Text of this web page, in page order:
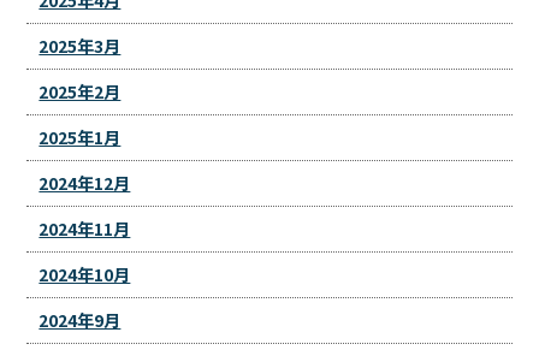
2025年3月
2025年2月
2025年1月
2024年12月
2024年11月
2024年10月
2024年9月